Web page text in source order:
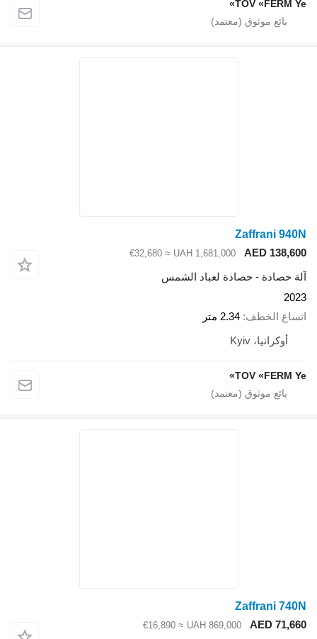
TOV «FERM Ye»
Zaffrani 940N
AED 138,600
UAH 1,681,000
≈ €32,680
آلة حصادة - حصادة لعباد الشمس
2023
اتساع الخطف 2.34 متر
أوكرانيا، Kyiv
TOV «FERM Ye»
Zaffrani 740N
AED 71,660
UAH 869,000
≈ €16,890